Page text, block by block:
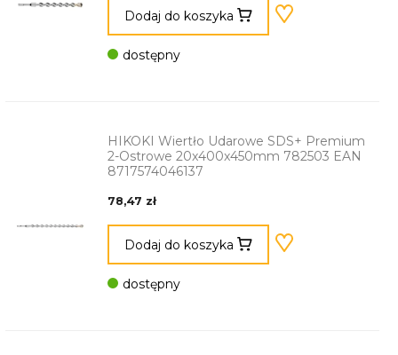
Dodaj do koszyka
dostępny
HIKOKI Wiertło Udarowe SDS+ Premium
2-Ostrowe 20x400x450mm 782503 EAN
8717574046137
78,47 zł
Dodaj do koszyka
dostępny